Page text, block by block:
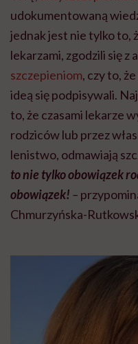
udokumentowaną
jednak jest nie tylko to,
lekarzami, zgodzili się
szczepieniom, czy to,
ideą się podpisywali.
to, że czasami lekarze
rodziców lub przez
lenistwo, odmawiają
to nie tylko obowiązek
obowiązek! –
Chmurzyńska-